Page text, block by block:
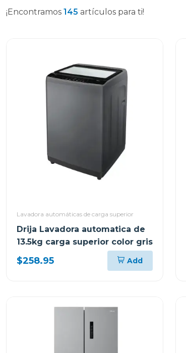
¡Encontramos 145 artículos para ti!
Lavadora automáticas de carga superior
Drija Lavadora automatica de
13.5kg carga superior color gris
$258.95 Add